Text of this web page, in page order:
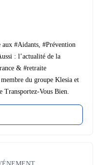
aux #Aidants, #Prévention
: l’actualité de la
& #retraite
du groupe Klesia et
Transportez-Vous Bien.